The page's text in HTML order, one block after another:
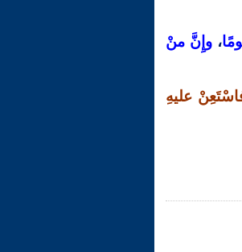
،وإِنَّ منْ
عليهِ